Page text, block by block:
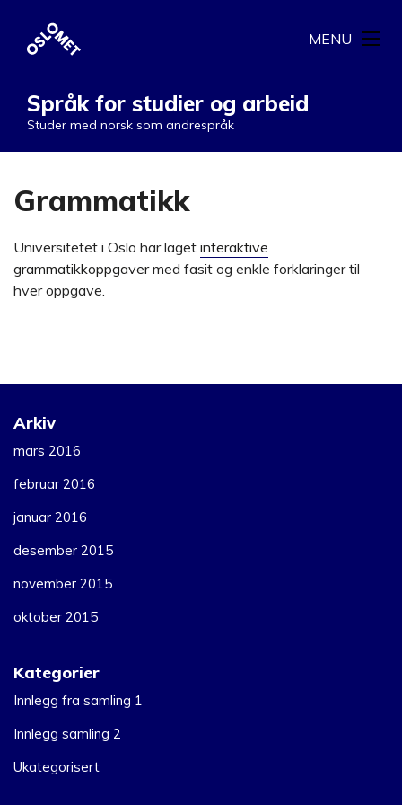
Språk for studier og arbeid
Studer med norsk som andrespråk
MENU
Grammatikk
Universitetet i Oslo har laget interaktive
grammatikkoppgavermed fasit og enkle forklaringer til
hver oppgave.
Arkiv
mars 2016
februar 2016
januar 2016
desember 2015
november 2015
oktober 2015
Kategorier
Innlegg fra samling 1
Innlegg samling 2
Ukategorisert